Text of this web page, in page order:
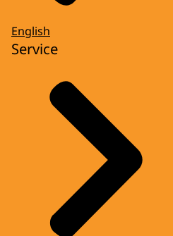
English
Service